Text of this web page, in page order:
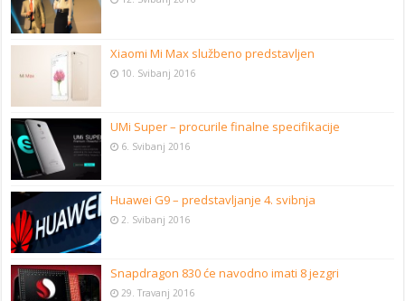
Xiaomi Mi Max službeno predstavljen
10. Svibanj 2016
UMi Super – procurile finalne specifikacije
6. Svibanj 2016
Huawei G9 – predstavljanje 4. svibnja
2. Svibanj 2016
Snapdragon 830 će navodno imati 8 jezgri
29. Travanj 2016